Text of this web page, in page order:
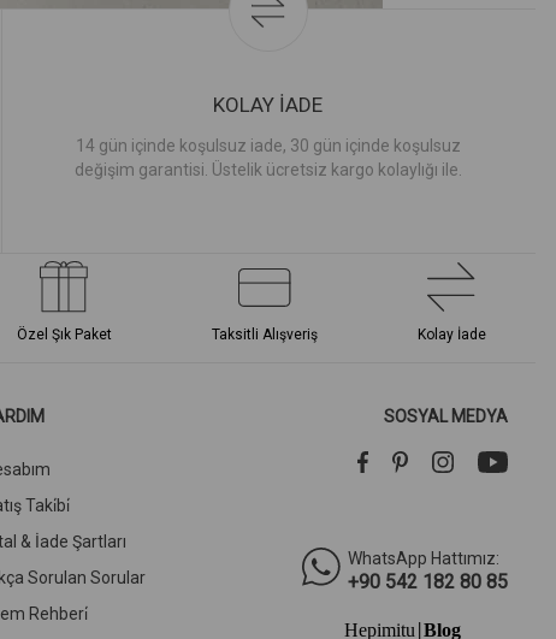
KOLAY İADE
14 gün içinde koşulsuz iade, 30 gün içinde koşulsuz
değişim garantisi. Üstelik ücretsiz kargo kolaylığı ile.
Özel Şık Paket Taksitli Alışveriş Kolay İade
Taki̇bi̇
& İade Şartları
Sorulan Sorular
Rehberi̇
SOSYAL MEDYA
WhatsApp Hattımız:
+90 542 182 80 85
Hepimitu| Blog